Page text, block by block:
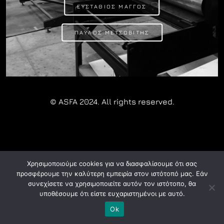
ΕΥΣΤΑΘΙΟΣ ΜΑΓΓΟΣ
ΠΑΥΛΟΣ ΜΕΤΣΟΒΙΤΗΣ
© ASFA 2024. All rights reserved.
Χρησιμοποιούμε cookies για να διασφαλίσουμε ότι σας
προσφέρουμε την καλύτερη εμπειρία στον ιστότοπό μας. Εάν
συνεχίσετε να χρησιμοποιείτε αυτόν τον ιστότοπο, θα
υποθέσουμε ότι είστε ευχαριστημένοι με αυτό.
Ok